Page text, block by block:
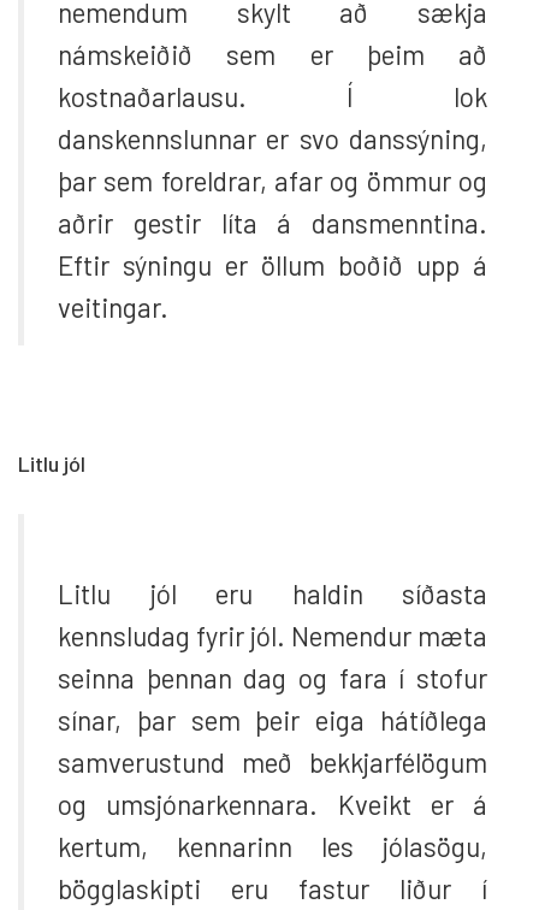
nemendum skylt að sækja
námskeiðið sem er þeim að
kostnaðarlausu. Í lok
danskennslunnar er svo danssýning,
þar sem foreldrar, afar og ömmur og
aðrir gestir líta á dansmenntina.
Eftir sýningu er öllum boðið upp á
veitingar.
Litlu jól
Litlu jól eru haldin síðasta
kennsludag fyrir jól. Nemendur mæta
seinna þennan dag og fara í stofur
sínar, þar sem þeir eiga hátíðlega
samverustund með bekkjarfélögum
og umsjónarkennara. Kveikt er á
kertum, kennarinn les jólasögu,
bögglaskipti eru fastur liður í